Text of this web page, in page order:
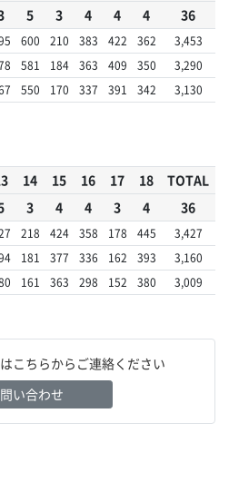
5 3 4 4 4 36
600 210 383 422 362
3,453
581 184 363 409 350
3,290
550 170 337 391 342 3,130
14 15 16 17 18
TOTAL
3 4 4 3 4 36
218 424 358 178 445
3,427
181 377 336 162 393
3,160
161 363 298 152 380 3,009
こちらからご連絡ください
い合わせ